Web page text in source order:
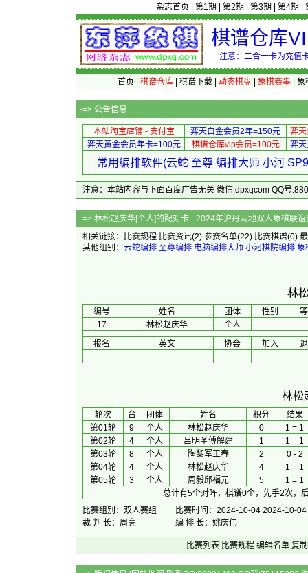
杂志首页 第1期 第2期 第3期 第4期
棋谱仓库
注意：二合一卡为充值
首页 棋谱仓库| 棋谱下载| 动态棋盘| 象棋赛事| 象
-=> 公告信息
本站淘宝店铺 - 支付宝 弈天白金会员2年=150元
弈
弈天黄金会员年卡=100元
棋谱仓库vip会员=100元 弈
常用编排软件(云蛇 至尊 编排大师 小河
注意：本站内容与下面百度广告无关 微信:dpxqcom QQ号
-=> 林松赵庆华[个人]的配对卡 - 2024年
相关链接：
比赛规程 比赛资讯(2) 参赛名单(22) 比赛棋谱(0)
其他组别： 云蛇编排 至尊编排 电脑编排大师 小河棋院编排 象
林
编号 姓名 团体 性别
17
林松赵庆华
个人
报名
英文 协会 加入
林松
轮次 台 团体 姓名 积分
结果
第01轮
9 个人 林松赵庆华 0
1 = 1
第02轮
4 个人 吕明圣傅解建 1
1 = 1
第03轮
8 个人 陶黎军王春 2
0 - 2
第04轮
4 个人 林松赵庆华 4
1 = 1
第05轮
3 个人 周毅邱福元 5
1 = 1
总计有5个对阵，棋谱0个，先手2次，
比赛组别：双人赛组
比赛时间：2024-10-04 2024-10-04
裁 判 长：周亮
编 排 长：姚庆伟
比赛列表 比赛规程 编辑名单 复